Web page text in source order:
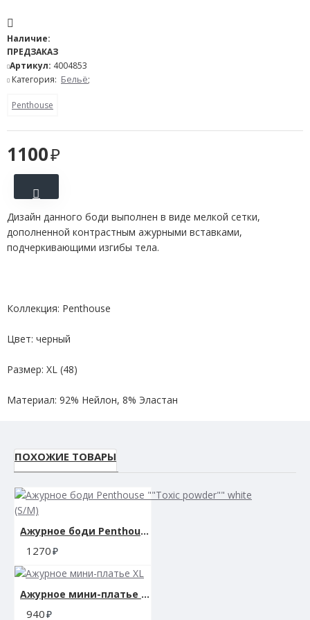
1100
Наличие:
ПРЕДЗАКАЗ
Артикул: 4004853
Категория: Бельё;
Penthouse
Дизайн данного боди выполнен в виде мелкой сетки,
дополненной контрастным ажурными вставками,
подчеркивающими изгибы тела.
Коллекция: Penthouse
Цвет: черный
Размер: XL (48)
Материал: 92% Нейлон, 8% Эластан
Вес: 99 гр.
ПОХОЖИЕ ТОВАРЫ
Ажурное боди Penthouse ""Toxic powder"" white (S/M)
1270
Ажурное мини-платье XL
940